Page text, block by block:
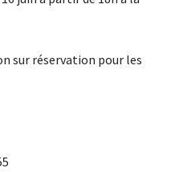
sur réservation pour les